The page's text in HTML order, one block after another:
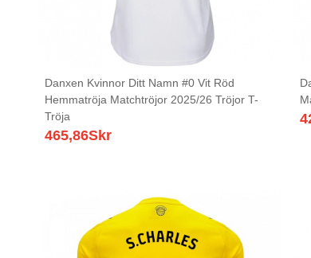
Danxen Kvinnor Ditt Namn #0 Vit Röd
Hemmatröja Matchtröjor 2025/26 Tröjor T-
Tröja
465,86Skr